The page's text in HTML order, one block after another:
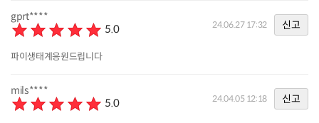
gprt****
5.0
24.06.27 17:32 신고
파이생태계응원드립니다
mils****
5.0
24.04.05 12:18 신고